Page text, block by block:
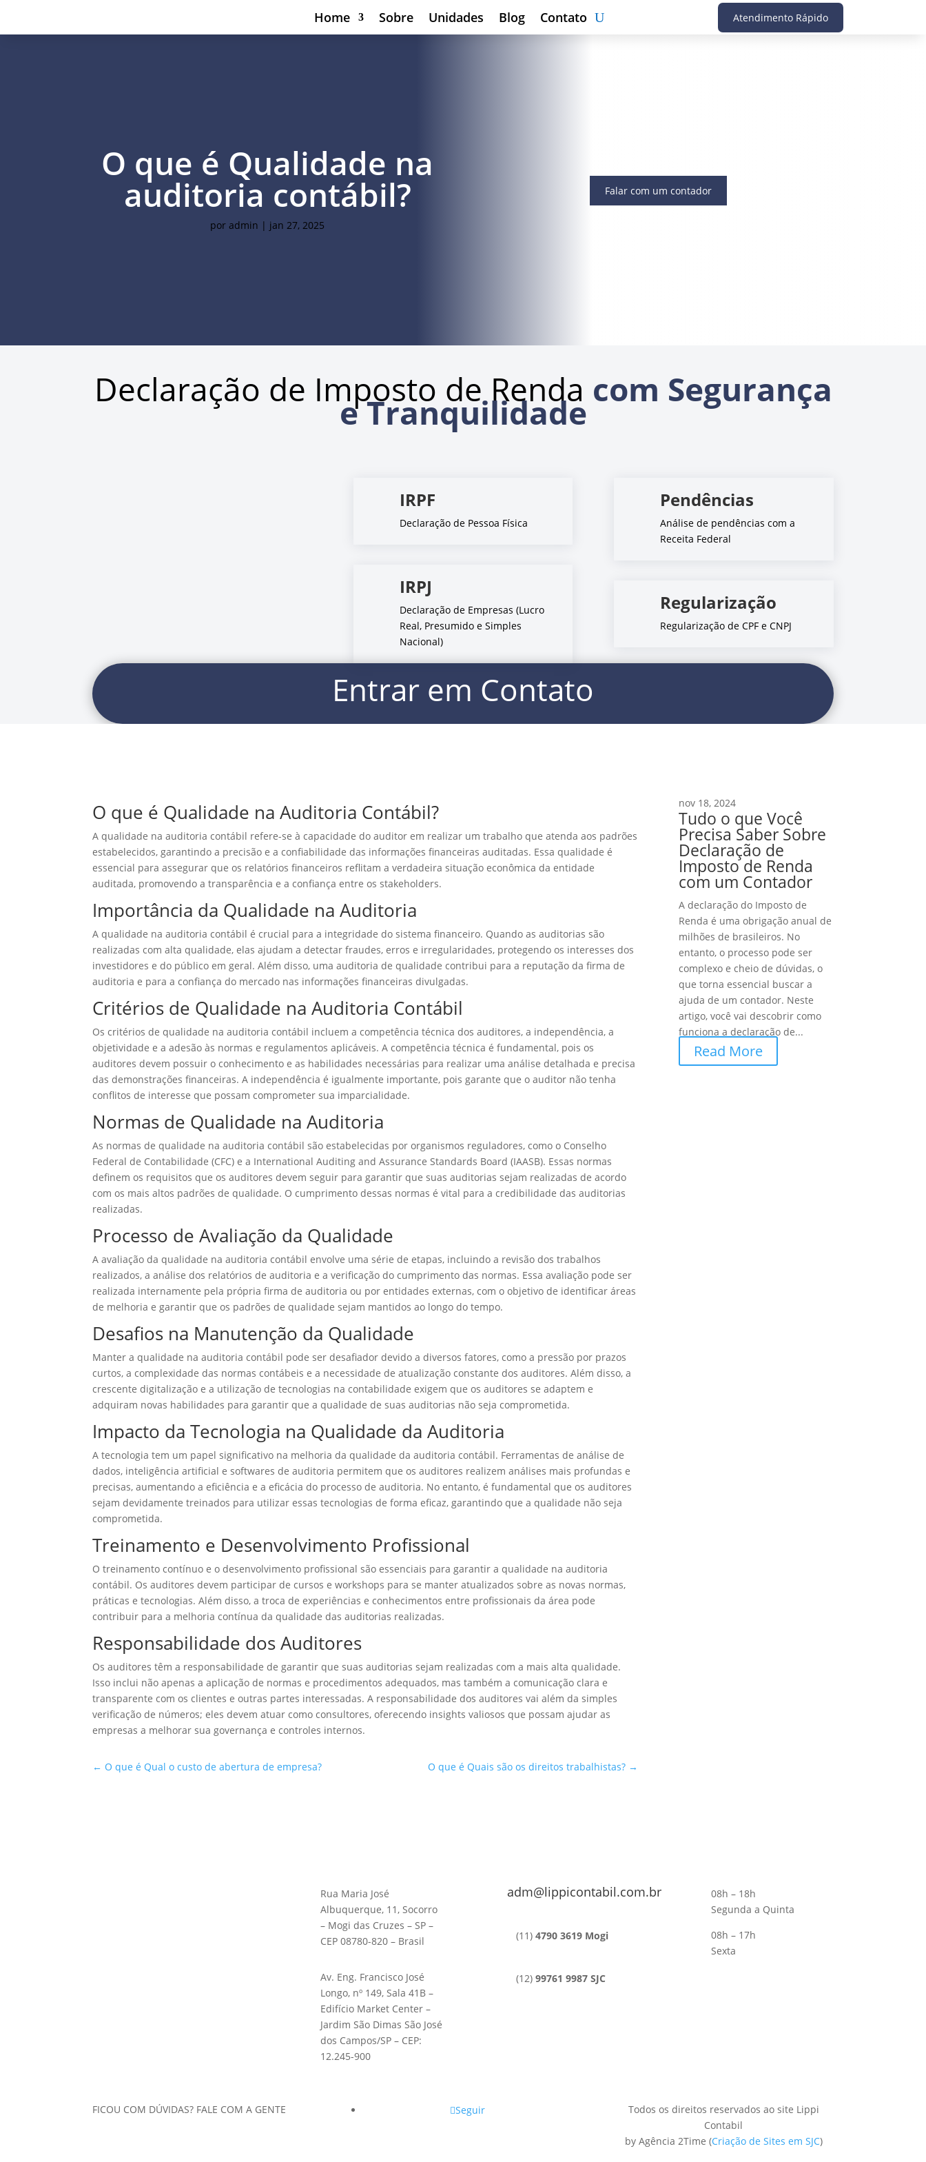
Home Sobre Unidades Blog Contato Atendimento Rápido
O que é Qualidade na
auditoria contábil?
poradmin | jan 27, 2025
Falar com um contador
Declaração de Imposto de Renda com Segurança
e Tranquilidade
IRPF
Declaração de Pessoa Física
IRPJ
Declaração de Empresas (Lucro
Real, Presumido e Simples
Nacional)
Pendências
Análise de pendências com a
Receita Federal
Regularização
Regularização de CPF e CNPJ
Entrar em Contato
O que é Qualidade na Auditoria Contábil?
A qualidade na auditoria contábil refere-se à capacidade do auditor em realizar um trabalho que atenda aos padrões
estabelecidos, garantindo a precisão e a confiabilidade das informações financeiras auditadas. Essa qualidade é
essencial para assegurar que os relatórios financeiros reflitam a verdadeira situação econômica da entidade
auditada, promovendo a transparência e a confiança entre os stakeholders.
Importância da Qualidade na Auditoria
A qualidade na auditoria contábil é crucial para a integridade do sistema financeiro. Quando as auditorias são
realizadas com alta qualidade, elas ajudam a detectar fraudes, erros e irregularidades, protegendo os interesses dos
investidores e do público em geral. Além disso, uma auditoria de qualidade contribui para a reputação da firma de
auditoria e para a confiança do mercado nas informações financeiras divulgadas.
Critérios de Qualidade na Auditoria Contábil
Os critérios de qualidade na auditoria contábil incluem a competência técnica dos auditores, a independência, a
objetividade e a adesão às normas e regulamentos aplicáveis. A competência técnica é fundamental, pois os
auditores devem possuir o conhecimento e as habilidades necessárias para realizar uma análise detalhada e precisa
das demonstrações financeiras. A independência é igualmente importante, pois garante que o auditor não tenha
conflitos de interesse que possam comprometer sua imparcialidade.
Normas de Qualidade na Auditoria
As normas de qualidade na auditoria contábil são estabelecidas por organismos reguladores, como o Conselho
Federal de Contabilidade (CFC) e a International Auditing and Assurance Standards Board (IAASB). Essas normas
definem os requisitos que os auditores devem seguir para garantir que suas auditorias sejam realizadas de acordo
com os mais altos padrões de qualidade. O cumprimento dessas normas é vital para a credibilidade das auditorias
realizadas.
Processo de Avaliação da Qualidade
A avaliação da qualidade na auditoria contábil envolve uma série de etapas, incluindo a revisão dos trabalhos
realizados, a análise dos relatórios de auditoria e a verificação do cumprimento das normas. Essa avaliação pode ser
realizada internamente pela própria firma de auditoria ou por entidades externas, com o objetivo de identificar áreas
de melhoria e garantir que os padrões de qualidade sejam mantidos ao longo do tempo.
Desafios na Manutenção da Qualidade
Manter a qualidade na auditoria contábil pode ser desafiador devido a diversos fatores, como a pressão por prazos
curtos, a complexidade das normas contábeis e a necessidade de atualização constante dos auditores. Além disso, a
crescente digitalização e a utilização de tecnologias na contabilidade exigem que os auditores se adaptem e
adquiram novas habilidades para garantir que a qualidade de suas auditorias não seja comprometida.
Impacto da Tecnologia na Qualidade da Auditoria
A tecnologia tem um papel significativo na melhoria da qualidade da auditoria contábil. Ferramentas de análise de
dados, inteligência artificial e softwares de auditoria permitem que os auditores realizem análises mais profundas e
precisas, aumentando a eficiência e a eficácia do processo de auditoria. No entanto, é fundamental que os auditores
sejam devidamente treinados para utilizar essas tecnologias de forma eficaz, garantindo que a qualidade não seja
comprometida.
Treinamento e Desenvolvimento Profissional
O treinamento contínuo e o desenvolvimento profissional são essenciais para garantir a qualidade na auditoria
contábil. Os auditores devem participar de cursos e workshops para se manter atualizados sobre as novas normas,
práticas e tecnologias. Além disso, a troca de experiências e conhecimentos entre profissionais da área pode
contribuir para a melhoria contínua da qualidade das auditorias realizadas.
Responsabilidade dos Auditores
Os auditores têm a responsabilidade de garantir que suas auditorias sejam realizadas com a mais alta qualidade.
Isso inclui não apenas a aplicação de normas e procedimentos adequados, mas também a comunicação clara e
transparente com os clientes e outras partes interessadas. A responsabilidade dos auditores vai além da simples
verificação de números; eles devem atuar como consultores, oferecendo insights valiosos que possam ajudar as
empresas a melhorar sua governança e controles internos.
← O que é Qual o custo de abertura de empresa? O que é Quais são os direitos trabalhistas? →
nov 18, 2024
Tudo o que Você
Precisa Saber Sobre
Declaração de
Imposto de Renda
com um Contador
A declaração do Imposto de
Renda é uma obrigação anual de
milhões de brasileiros. No
entanto, o processo pode ser
complexo e cheio de dúvidas, o
que torna essencial buscar a
ajuda de um contador. Neste
artigo, você vai descobrir como
funciona a declaração de...
Read More
Rua Maria José
Albuquerque, 11, Socorro
– Mogi das Cruzes – SP –
CEP 08780-820 – Brasil
Av. Eng. Francisco José
Longo, nº 149, Sala 41B –
Edifício Market Center –
Jardim São Dimas São José
dos Campos/SP – CEP:
12.245-900
adm@lippicontabil.com.br
(11) 4790 3619 Mogi
(12) 99761 9987 SJC
08h – 18h
Segunda a Quinta
08h – 17h
Sexta
FICOU COM DÚVIDAS? FALE COM A GENTE Seguir
Todos os direitos reservados ao site Lippi
Contabil
by Agência 2Time (Criação de Sites em SJC)